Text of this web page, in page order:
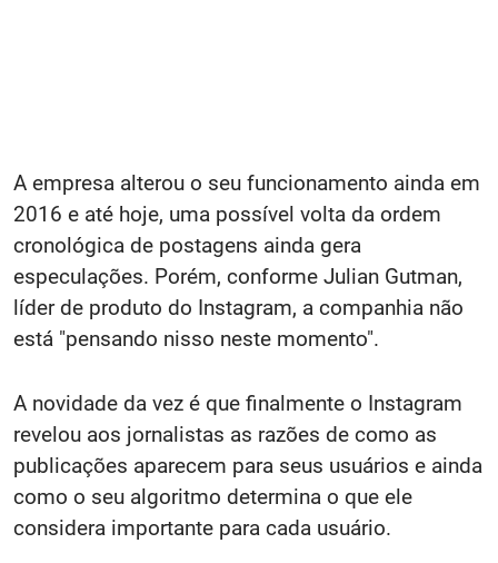
A empresa alterou o seu funcionamento ainda em
2016 e até hoje, uma possível volta da ordem
cronológica de postagens ainda gera
especulações. Porém, conforme Julian Gutman,
líder de produto do Instagram, a companhia não
está "pensando nisso neste momento".
A novidade da vez é que finalmente o Instagram
revelou aos jornalistas as razões de como as
publicações aparecem para seus usuários e ainda
como o seu algoritmo determina o que ele
considera importante para cada usuário.